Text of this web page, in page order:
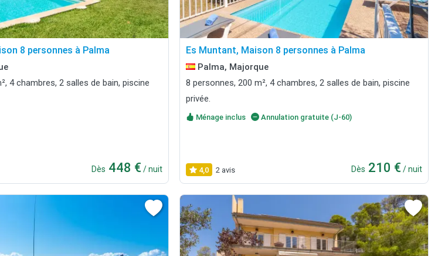
8 personnes à Palma
4 chambres, 2 salles de bain, piscine
Dès 448 € / nuit
Es Muntant, Maison 8 personnes à Palma
Palma, Majorque
8 personnes, 200 m², 4 chambres, 2 salles de bain, piscine
privée.
Ménage inclus Annulation gratuite (J-60)
4,0 2 avis Dès 210 € / nuit